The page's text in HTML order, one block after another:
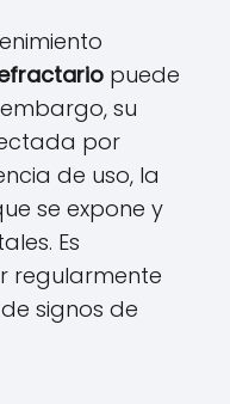
puede
su
por
de uso, la
se expone y
Es
regularmente
signos de